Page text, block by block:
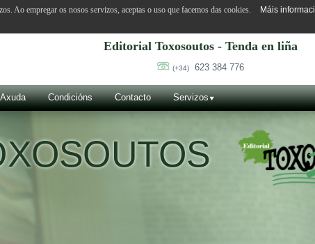
Editorial Toxosoutos - Tenda en liña
(+34) 623 384 776
Axuda Condicións Contacto Servizos
Ao empregar os nosos servizos, aceptas o uso que facemos das cookies. Máis